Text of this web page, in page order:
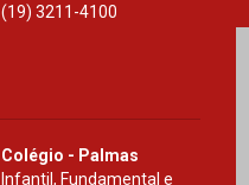
(19) 3211-4100
Colégio - Palmas
Infantil, Fundamental e